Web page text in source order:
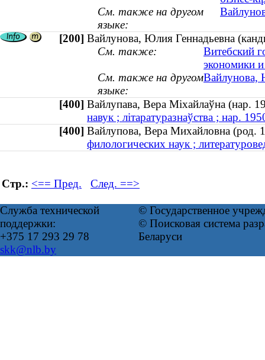
См. также на другом
языке:
[200] Вайлунова, Юлия Геннадьевна
См. также:
Витебский
экономики
См. также на другом
языке:
Вайлунова,
[400] Вайлупава, Вера Міхайлаўна
навук ; літаратуразнаўства ; нар.
[400] Вайлупова, Вера Михайловна
филологических наук ;
Стр.: <== Пред. След. ==>
Служба технической
поддержки:
+375 17 293 29 78
skk@nlb.by
© Государственное
© Поисковая система
Беларуси